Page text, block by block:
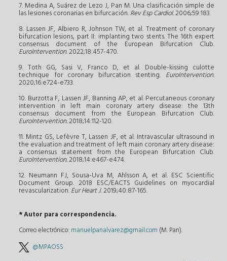
7. Medina A, Suárez de Lezo J, Pan M. Una clasificación simple de
las lesiones coronarias en bifurcación.Rev Esp Cardiol.2006;59:183.
8. Lassen JF, Albiero R, Johnson TW, et al. Treatment of coronary
bifurcation lesions, part II: implanting two stents. The 16th expert
consensus document of the European Bifurcation Club.
EuroIntervention. 2022;18:457-470.
9. Toth GG, Sasi V, Franco D, et al. Double-kissing culotte
technique for coronary bifurcation stenting. EuroIntervention.
2020;16:e724-e733.
10. Burzotta F, Lassen JF, Banning AP, et al. Percutaneous coronary
intervention in left main coronary artery disease: the 13th
consensus document from the European Bifurcation Club.
EuroIntervention.2018;14:112-120.
11. Mintz GS, Lefèvre T, Lassen JF, et al. Intravascular ultrasound in
the evaluation and treatment of left main coronary artery disease:
a consensus statement from the European Bifurcation Club.
EuroIntervention.2018;14:e467-e474.
12. Neumann FJ, Sousa-Uva M, Ahlsson A, et al. ESC Scientific
Document Group. 2018 ESC/EACTS Guidelines on myocardial
revascularization.Eur Heart J. 2019;40:87-165.
* Autor para correspondencia.
Correo electrónico: manuelpanalvarez@gmail.com (M. Pan).
@MPAOSS